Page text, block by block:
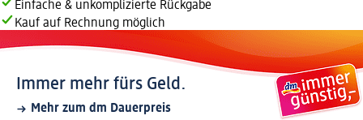
Einfache & unkomplizierte Rückgabe
Kauf auf Rechnung möglich
Immer mehr fürs Geld.
Mehr zum dm Dauerpreis